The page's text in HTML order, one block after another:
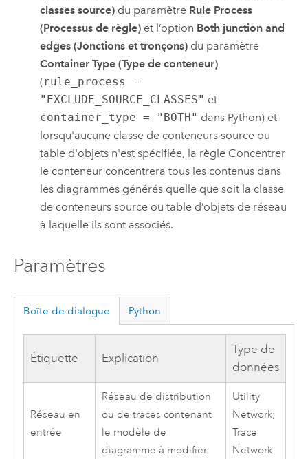
classes source) du paramètre Rule Process
(Processus de règle) et l’option Both junction and
edges (Jonctions et tronçons) du paramètre
Container Type (Type de conteneur)
(rule_process =
"EXCLUDE_SOURCE_CLASSES" et
container_type = "BOTH" dans Python) et
lorsqu'aucune classe de conteneurs source ou
table d'objets n'est spécifiée, la règle Concentrer
le conteneur concentrera tous les contenus dans
les diagrammes générés quelle que soit la classe
de conteneurs source ou table d’objets de réseau
à laquelle ils sont associés.
Paramètres
Boîte de dialogue Python
Étiquette Explication
Type de
données
Réseau en
entrée
Réseau de distribution
ou de traces contenant
le modèle de
diagramme à modifier.
Utility
Network;
Trace
Network